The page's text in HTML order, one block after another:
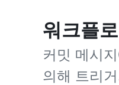
워크플
커밋 메시
의해 트리